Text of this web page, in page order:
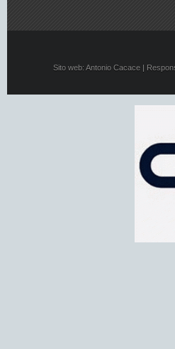
Sito web: Antonio Cacace|